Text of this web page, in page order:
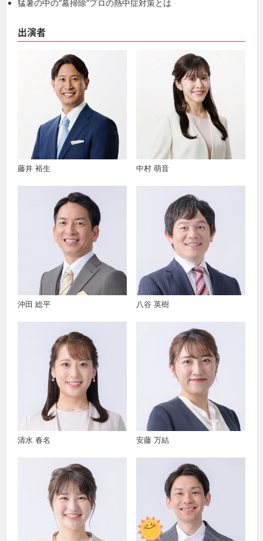
猛暑の中の“墓掃除”プロの熱中症対策とは
出演者
藤井 裕生 中村 萌音
沖田 総平 八谷 英樹
清水 春名 安藤 万結